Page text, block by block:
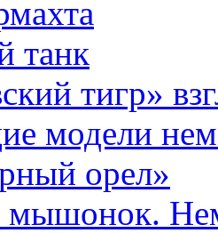
танк
тигр»
модели
орел»